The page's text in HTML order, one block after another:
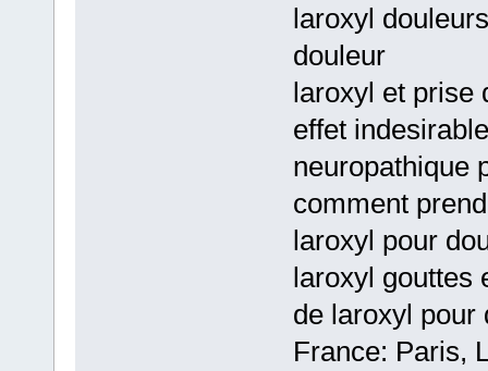
laroxyl
douleur
laroxyl et prise
effet
neuropathique
comment
laroxyl pour
laroxyl gouttes
de laroxyl pour
France: Paris,